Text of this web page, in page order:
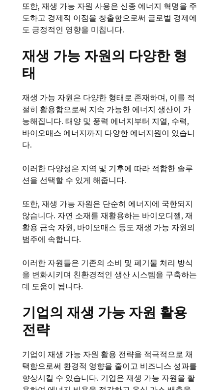
또한, 재생 가능 자원 사용은 신종 에너지 혁명을 주
도하고 경제적 이점을 창출함으로써 글로벌 경제에
도 긍정적인 영향을 미칩니다.
재생 가능 자원의 다양한 형
태
재생 가능 자원은 다양한 형태로 존재하며, 이를 적
절히 활용함으로써 지속 가능한 에너지 생산이 가
능해집니다. 태양 및 풍력 에너지부터 지열, 수력,
바이오매스 에너지까지 다양한 에너지원이 있습니
다.
이러한 다양성은 지역 및 기후에 따라 적합한 솔루
션을 선택할 수 있게 해줍니다.
또한, 재생 가능 자원은 단순히 에너지에 국한되지
않습니다. 자연 소재를 재활용하는 바이오디젤, 재
활용 금속 자원, 바이오매스 등도 재생 가능 자원의
범주에 속합니다.
이러한 자원들은 기존의 소비 및 폐기물 처리 방식
을 변화시키며 친환경적인 생산 시스템을 구축하는
데 도움이 됩니다.
기업의 재생 가능 자원 활용
전략
기업이 재생 가능 자원 활용 전략을 적극적으로 채
택함으로써 환경적 영향을 줄이고 비즈니스 성과를
향상시킬 수 있습니다. 기업은 재생 가능 자원을 활